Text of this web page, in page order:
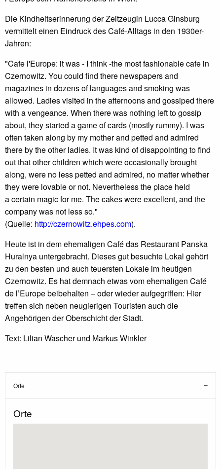
Die Kindheitserinnerung der Zeitzeugin Lucca Ginsburg
vermittelt einen Eindruck des Café-Alltags in den 1930er-
Jahren:
"Cafe l'Europe: it was - I think -the most fashionable cafe in
Czernowitz. You could find there newspapers and
magazines in dozens of languages and smoking was
allowed. Ladies visited in the afternoons and gossiped there
with a vengeance. When there was nothing left to gossip
about, they started a game of cards (mostly rummy). I was
often taken along by my mother and petted and admired
there by the other ladies. It was kind of disappointing to find
out that other children which were occasionally brought
along, were no less petted and admired, no matter whether
they were lovable or not. Nevertheless the place held
a certain magic for me. The cakes were excellent, and the
company was not less so."
(Quelle: http://czernowitz.ehpes.com).
Heute ist in dem ehemaligen Café das Restaurant Panska
Huralnya untergebracht. Dieses gut besuchte Lokal gehört
zu den besten und auch teuersten Lokale im heutigen
Czernowitz. Es hat demnach etwas vom ehemaligen Café
de l’Europe beibehalten – oder wieder aufgegriffen: Hier
treffen sich neben neugierigen Touristen auch die
Angehörigen der Oberschicht der Stadt.
Text: Lilian Wascher und Markus Winkler
Orte
Orte